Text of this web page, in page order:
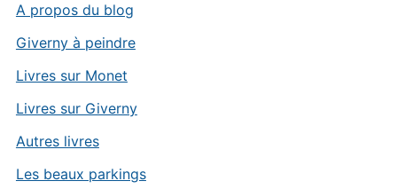
A propos du blog
Giverny à peindre
Livres sur Monet
Livres sur Giverny
Autres livres
Les beaux parkings